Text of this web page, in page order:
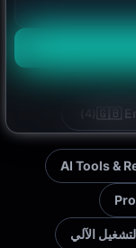
🇬🇧
AI Tools &
الآلي